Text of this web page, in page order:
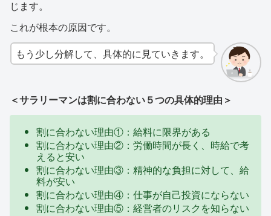
じます。
これが根本の原因です。
もう少し分解して、具体的に見ていきます。
＜サラリーマンは割に合わない５つの具体的理由＞
割に合わない理由①：給料に限界がある
割に合わない理由②：労働時間が長く、時給で考
えると安い
割に合わない理由③：精神的な負担に対して、給
料が安い
割に合わない理由④：仕事が自己投資にならない
割に合わない理由⑤：経営者のリスクを知らない